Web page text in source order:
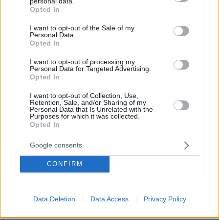
grant or deny consent to Google and its third-party tags to
use your data for below specified purposes in below Google
consent section.
Opted In
I want to opt-out of the Sale of my
Personal Data.
Opted In
I want to opt-out of processing my
Personal Data for Targeted Advertising.
Opted In
I want to opt-out of Collection, Use,
Retention, Sale, and/or Sharing of my
Personal Data that Is Unrelated with the
Purposes for which it was collected.
Opted In
Google consents
CONFIRM
Data Deletion Data Access Privacy Policy
1.400 χρόνια, που γέννησε τον Ακάθιστο Ύμνο
09.08.2026, 22:48